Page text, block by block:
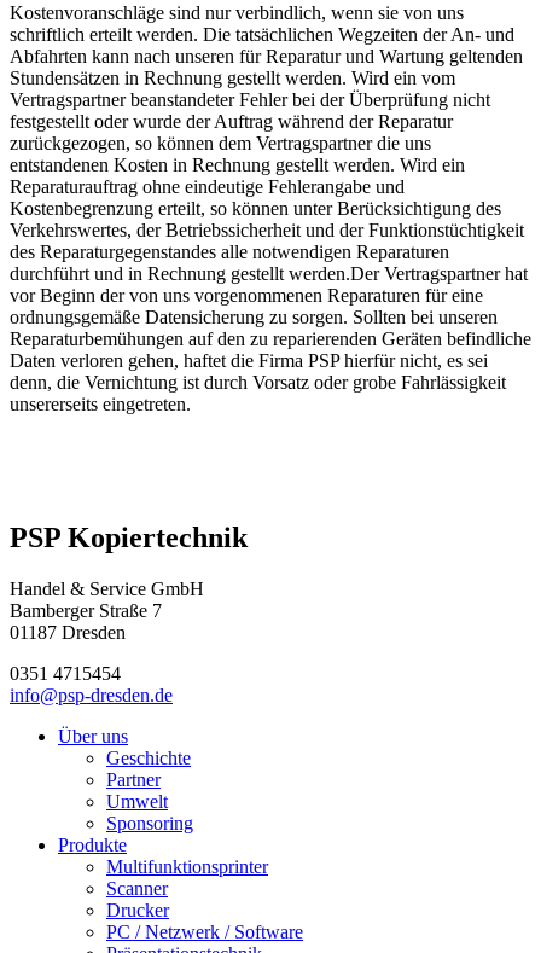
Kostenvoranschläge sind nur verbindlich, wenn sie von uns
schriftlich erteilt werden. Die tatsächlichen Wegzeiten der An- und
Abfahrten kann nach unseren für Reparatur und Wartung geltenden
Stundensätzen in Rechnung gestellt werden. Wird ein vom
Vertragspartner beanstandeter Fehler bei der Überprüfung nicht
festgestellt oder wurde der Auftrag während der Reparatur
zurückgezogen, so können dem Vertragspartner die uns
entstandenen Kosten in Rechnung gestellt werden. Wird ein
Reparaturauftrag ohne eindeutige Fehlerangabe und
Kostenbegrenzung erteilt, so können unter Berücksichtigung des
Verkehrswertes, der Betriebssicherheit und der Funktionstüchtigkeit
des Reparaturgegenstandes alle notwendigen Reparaturen
durchführt und in Rechnung gestellt werden.Der Vertragspartner hat
vor Beginn der von uns vorgenommenen Reparaturen für eine
ordnungsgemäße Datensicherung zu sorgen. Sollten bei unseren
Reparaturbemühungen auf den zu reparierenden Geräten befindliche
Daten verloren gehen, haftet die Firma PSP hierfür nicht, es sei
denn, die Vernichtung ist durch Vorsatz oder grobe Fahrlässigkeit
unsererseits eingetreten.
PSP Kopiertechnik
Handel & Service GmbH
Bamberger Straße 7
01187 Dresden
0351 4715454
info@psp-dresden.de
Über uns
Geschichte
Partner
Umwelt
Sponsoring
Produkte
Multifunktionsprinter
Scanner
Drucker
PC / Netzwerk / Software